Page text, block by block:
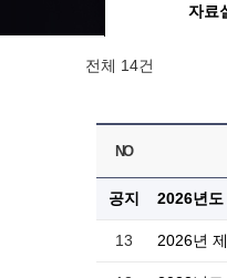
자료
전체 14건
NO
공지 2026년도
13 2026년